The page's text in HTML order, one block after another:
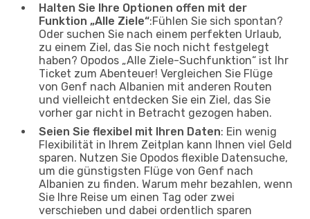
Halten Sie Ihre Optionen offen mit der
Funktion „Alle Ziele“:Fühlen Sie sich spontan?
Oder suchen Sie nach einem perfekten Urlaub,
zu einem Ziel, das Sie noch nicht festgelegt
haben? Opodos „Alle Ziele-Suchfunktion“ ist Ihr
Ticket zum Abenteuer! Vergleichen Sie Flüge
von Genf nach Albanien mit anderen Routen
und vielleicht entdecken Sie ein Ziel, das Sie
vorher gar nicht in Betracht gezogen haben.
Seien Sie flexibel mit Ihren Daten: Ein wenig
Flexibilität in Ihrem Zeitplan kann Ihnen viel Geld
sparen. Nutzen Sie Opodos flexible Datensuche,
um die günstigsten Flüge von Genf nach
Albanien zu finden. Warum mehr bezahlen, wenn
Sie Ihre Reise um einen Tag oder zwei
verschieben und dabei ordentlich sparen